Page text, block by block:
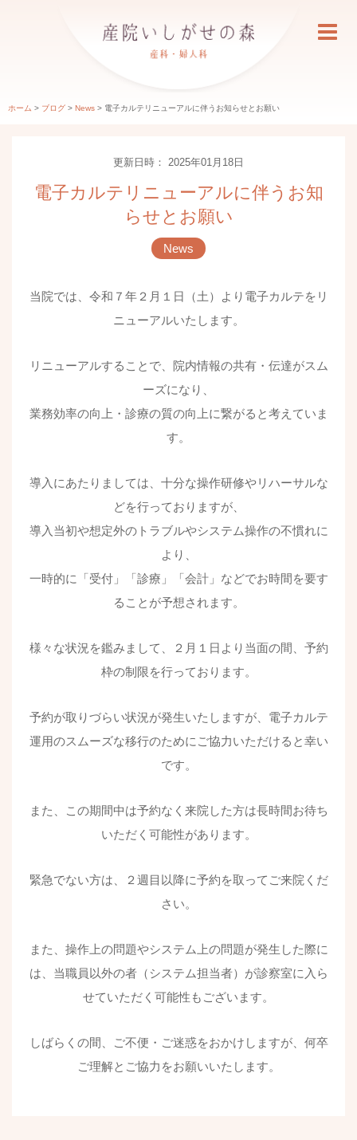
ホーム > ブログ > News > 電子カルテリニューアルに伴うお知らせとお願い
更新日時： 2025年01月18日
電子カルテリニューアルに伴うお知
らせとお願い
News
当院では、令和７年２月１日（土）より電子カルテをリ
ニューアルいたします。
リニューアルすることで、院内情報の共有・伝達がスム
ーズになり、
業務効率の向上・診療の質の向上に繋がると考えていま
す。
導入にあたりましては、十分な操作研修やリハーサルな
どを行っておりますが、
導入当初や想定外のトラブルやシステム操作の不慣れに
より、
一時的に「受付」「診療」「会計」などでお時間を要す
ることが予想されます。
様々な状況を鑑みまして、２月１日より当面の間、予約
枠の制限を行っております。
予約が取りづらい状況が発生いたしますが、電子カルテ
運用のスムーズな移行のためにご協力いただけると幸い
です。
また、この期間中は予約なく来院した方は長時間お待ち
いただく可能性があります。
緊急でない方は、２週目以降に予約を取ってご来院くだ
さい。
また、操作上の問題やシステム上の問題が発生した際に
は、当職員以外の者（システム担当者）が診察室に入ら
せていただく可能性もございます。
しばらくの間、ご不便・ご迷惑をおかけしますが、何卒
ご理解とご協力をお願いいたします。